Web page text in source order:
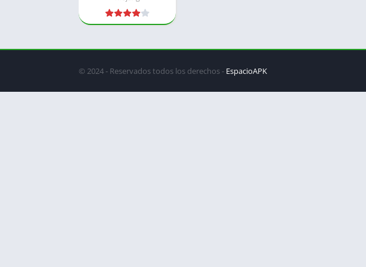
© 2024 - Reservados todos los derechos - EspacioAPK